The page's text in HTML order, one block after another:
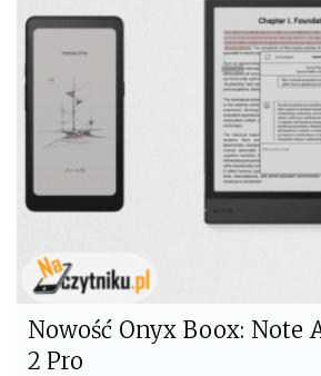
palma
2
pro
Nowość Onyx Boox: Note
2 Pro